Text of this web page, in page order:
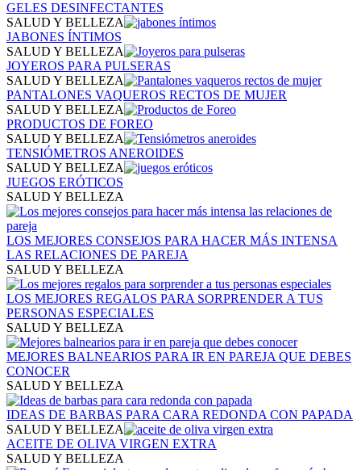
GELES DESINFECTANTES
SALUD Y BELLEZA
JABONES ÍNTIMOS
SALUD Y BELLEZA
JOYEROS PARA PULSERAS
SALUD Y BELLEZA
PANTALONES VAQUEROS RECTOS DE MUJER
SALUD Y BELLEZA
PRODUCTOS DE FOREO
SALUD Y BELLEZA
TENSIÓMETROS ANEROIDES
SALUD Y BELLEZA
JUEGOS ERÓTICOS
SALUD Y BELLEZA
LOS MEJORES CONSEJOS PARA HACER MÁS INTENSA
LAS RELACIONES DE PAREJA
SALUD Y BELLEZA
LOS MEJORES REGALOS PARA SORPRENDER A TUS
PERSONAS ESPECIALES
SALUD Y BELLEZA
MEJORES BALNEARIOS PARA IR EN PAREJA​ QUE DEBES
CONOCER
SALUD Y BELLEZA
IDEAS DE BARBAS PARA CARA REDONDA CON PAPADA
SALUD Y BELLEZA
ACEITE DE OLIVA VIRGEN EXTRA
SALUD Y BELLEZA